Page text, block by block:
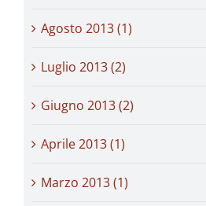
Agosto 2013 (1)
Luglio 2013 (2)
Giugno 2013 (2)
Aprile 2013 (1)
Marzo 2013 (1)